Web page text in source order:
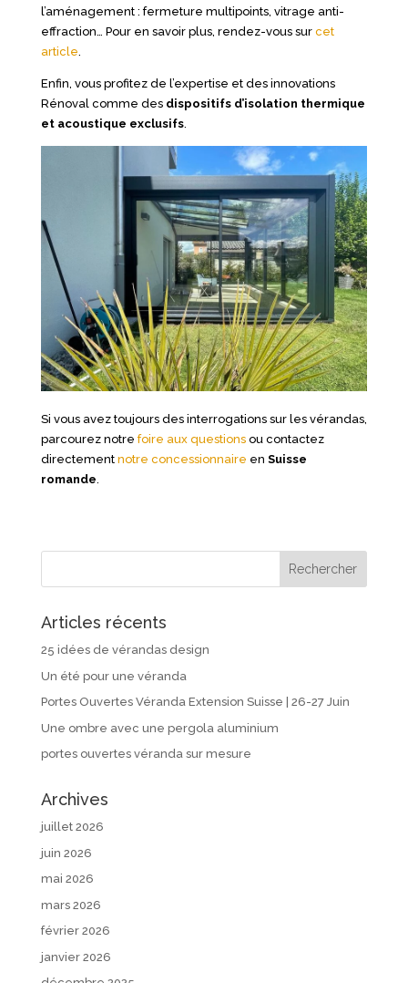
l’aménagement : fermeture multipoints, vitrage anti-
effraction… Pour en savoir plus, rendez-vous sur cet
article.
Enfin, vous profitez de l’expertise et des innovations
Rénoval comme des dispositifs d’isolation thermique
et acoustique exclusifs.
Si vous avez toujours des interrogations sur les vérandas,
parcourez notrefoire aux questionsou contactez
directementnotre concessionnaire en Suisse
romande.
Articles récents
25 idées de vérandas design
Un été pour une véranda
Portes Ouvertes Véranda Extension Suisse | 26-27 Juin
Une ombre avec une pergola aluminium
portes ouvertes véranda sur mesure
Archives
juillet 2026
juin 2026
mai 2026
mars 2026
février 2026
janvier 2026